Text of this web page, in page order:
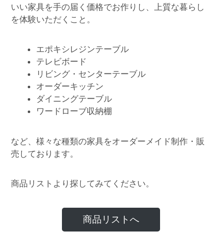
いい家具を手の届く価格でお作りし、上質な暮らし
を体験いただくこと。
エポキシレジンテーブル
テレビボード
リビング・センターテーブル
オーダーキッチン
ダイニングテーブル
ワードローブ収納棚
など、様々な種類の家具をオーダーメイド制作・販
売しております。
商品リストより探してみてください。
商品リストへ